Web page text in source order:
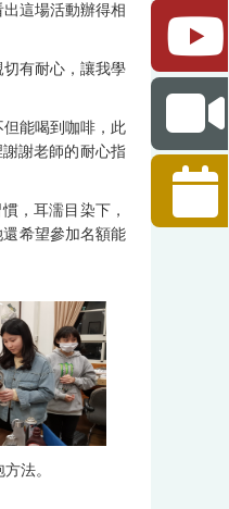
這場活動辦得相
有耐心，讓我學
能喝到咖啡，此
謝老師的耐心指
，耳濡目染下，
希望參加名額能
法。